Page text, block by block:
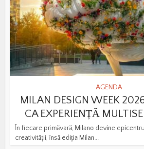
AGENDA
MILAN DESIGN WEEK
CA EXPERIENȚĂ
În fiecare primăvară, Milano devine
creativității, însă ediția Milan...